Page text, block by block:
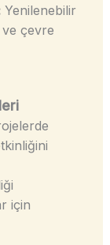
Yenilenebilir
çevre
için